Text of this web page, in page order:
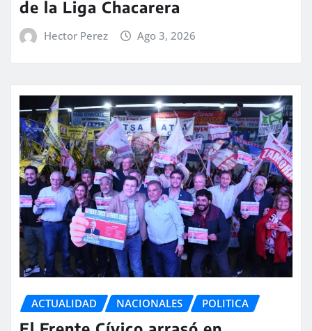
de la Liga Chacarera
Hector Perez Ago 3, 2026
ACTUALIDAD NACIONALES POLITICA